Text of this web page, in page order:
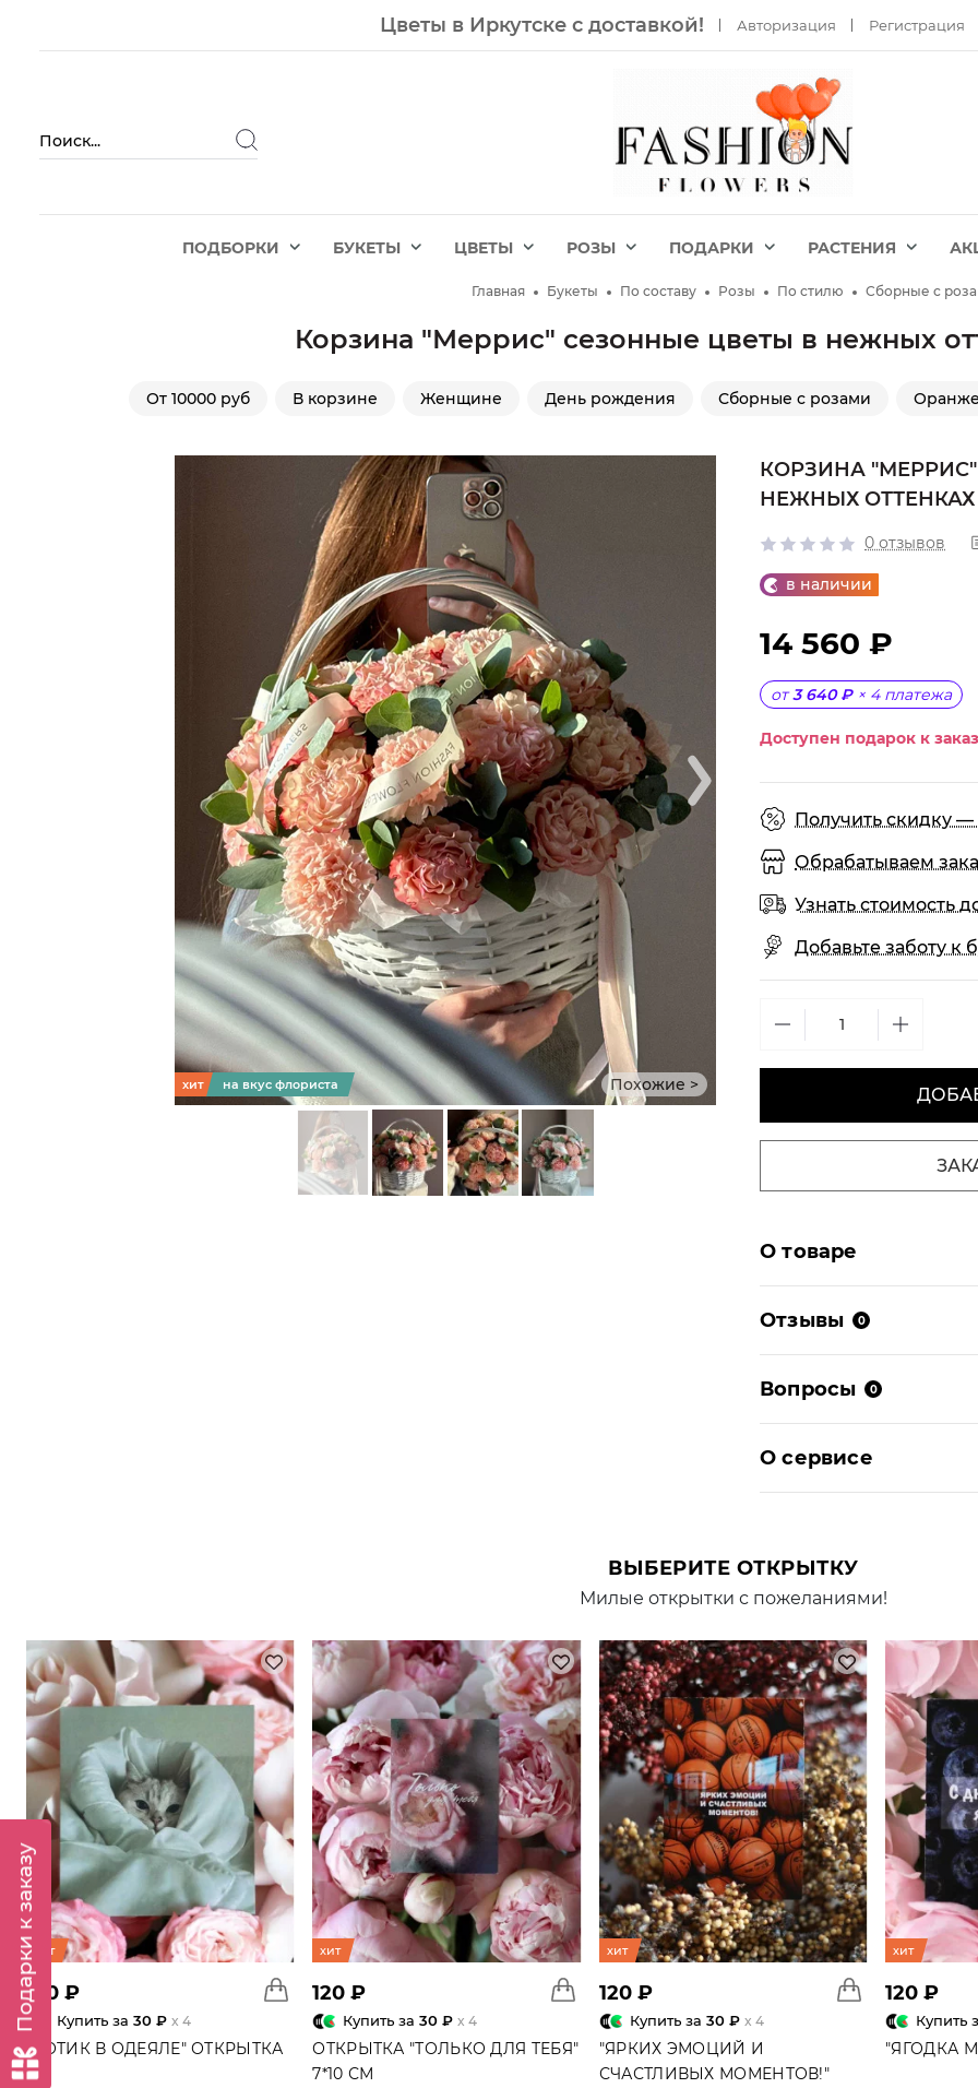
Цветы в Иркутске с доставкой! Авторизация Регистрация
ПОДБОРКИ БУКЕТЫ ЦВЕТЫ РОЗЫ ПОДАРКИ РАСТЕНИЯ
Главная Букеты По составу Розы По стилю Сборные с
Корзина "Меррис" сезонные цветы в нежных
От 10000 руб В корзине Женщине День рождения Сборные с розами
Похожие >
хит на вкус флориста
КОРЗИНА
НЕЖНЫХ
0 отзывов
в наличии
14 560 ₽
от 3 640 ₽ × 4 платежа
Доступен подарок к
Получить скидку —
Обрабатываем
Узнать стоимость
Добавьте заботу к
О товаре
Отзывы 0
Вопросы 0
О сервисе
ВЫБЕРИТЕ ОТКРЫТКУ
Милые открытки с пожеланиями!
хит
120 ₽
Купить за 30 ₽ x 4
"КОТИК В ОДЕЯЛЕ" ОТКРЫТКА
хит
120 ₽
Купить за 30 ₽ x 4
ОТКРЫТКА "ТОЛЬКО ДЛЯ ТЕБЯ"
7*10 СМ
хит
120 ₽
Купить за 30 ₽ x 4
"ЯРКИХ ЭМОЦИЙ И
СЧАСТЛИВЫХ МОМЕНТОВ!"
хит
120 ₽
Купить
"ЯГОДКА
Подарки к заказу